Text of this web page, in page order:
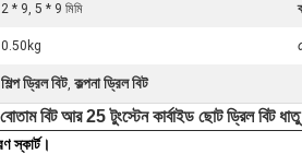
2 * 9, 5 * 9 মিমি
0.50kg
শিল্প ড্রিল বিট, কল্পনা ড্রিল বিট
বিট আর 25টুংস্টেন কার্বাইডছোট ড্রিল বিট ধাতু
স্কার্ট।